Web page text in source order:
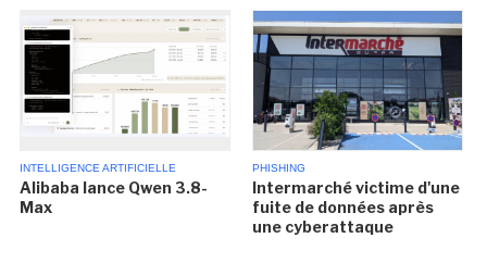
INTELLIGENCE ARTIFICIELLE
Alibaba lance Qwen 3.8-
Max
PHISHING
Intermarché victime d'une
fuite de données après
une cyberattaque